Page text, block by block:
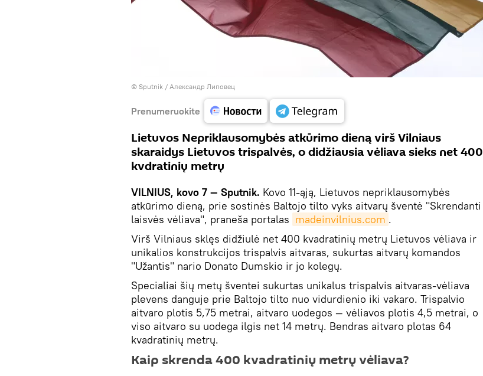
© Sputnik / Александр Липовец
Prenumeruokite
Lietuvos Nepriklausomybės atkūrimo dieną virš Vilniaus
skaraidys Lietuvos trispalvės, o didžiausia vėliava sieks net 400
kvdratinių metrų
VILNIUS, kovo 7 — Sputnik. Kovo 11-ąją, Lietuvos nepriklausomybės
atkūrimo dieną, prie sostinės Baltojo tilto vyks aitvarų šventė "Skrendanti
laisvės vėliava", praneša portalas madeinvilnius.com .
Virš Vilniaus sklęs didžiulė net 400 kvadratinių metrų Lietuvos vėliava ir
unikalios konstrukcijos trispalvis aitvaras, sukurtas aitvarų komandos
"Užantis" nario Donato Dumskio ir jo kolegų.
Specialiai šių metų šventei sukurtas unikalus trispalvis aitvaras-vėliava
plevens danguje prie Baltojo tilto nuo vidurdienio iki vakaro. Trispalvio
aitvaro plotis 5,75 metrai, aitvaro uodegos — vėliavos plotis 4,5 metrai, o
viso aitvaro su uodega ilgis net 14 metrų. Bendras aitvaro plotas 64
kvadratinių metrų.
Kaip skrenda 400 kvadratinių metrų vėliava?